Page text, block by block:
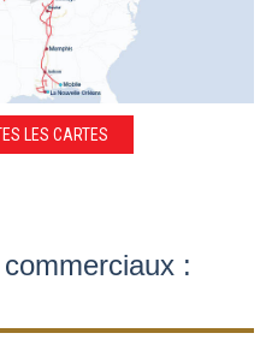
LES CARTES
: